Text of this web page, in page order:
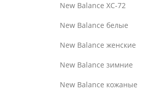
New Balance XC-72
New Balance белые
New Balance женские
New Balance зимние
New Balance кожаные